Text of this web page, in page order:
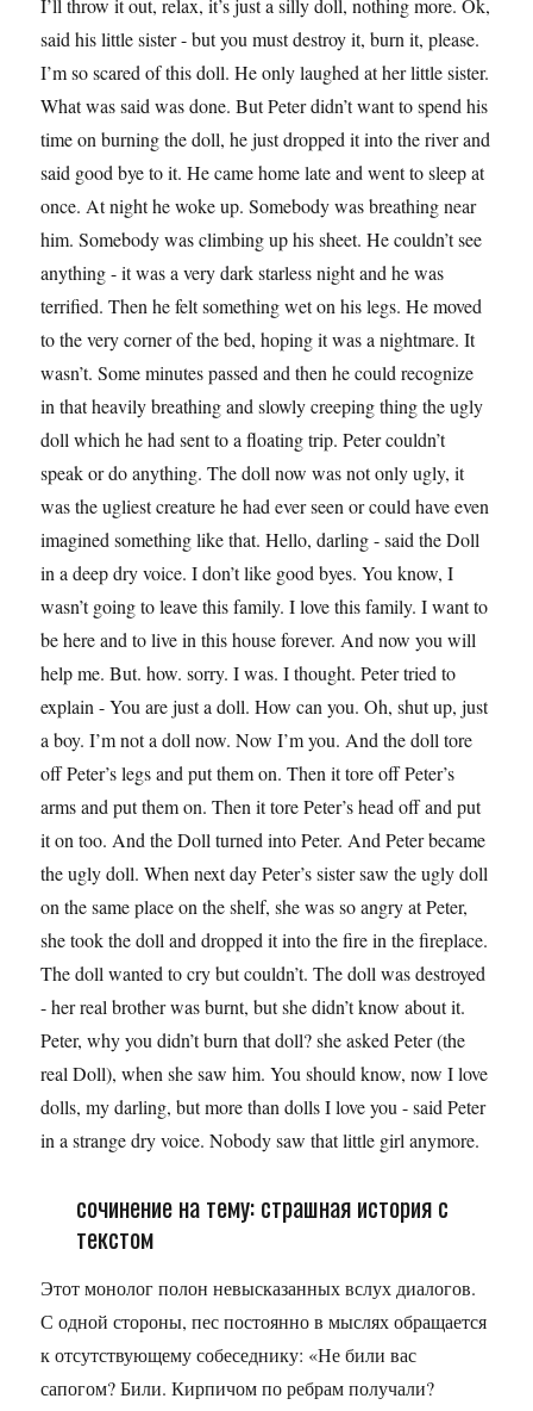
I’ll throw it out, relax, it’s just a silly doll, nothing more. Ok,
said his little sister - but you must destroy it, burn it, please.
I’m so scared of this doll. He only laughed at her little sister.
What was said was done. But Peter didn’t want to spend his
time on burning the doll, he just dropped it into the river and
said good bye to it. He came home late and went to sleep at
once. At night he woke up. Somebody was breathing near
him. Somebody was climbing up his sheet. He couldn’t see
anything - it was a very dark starless night and he was
terrified. Then he felt something wet on his legs. He moved
to the very corner of the bed, hoping it was a nightmare. It
wasn’t. Some minutes passed and then he could recognize
in that heavily breathing and slowly creeping thing the ugly
doll which he had sent to a floating trip. Peter couldn’t
speak or do anything. The doll now was not only ugly, it
was the ugliest creature he had ever seen or could have even
imagined something like that. Hello, darling - said the Doll
in a deep dry voice. I don’t like good byes. You know, I
wasn’t going to leave this family. I love this family. I want to
be here and to live in this house forever. And now you will
help me. But. how. sorry. I was. I thought. Peter tried to
explain - You are just a doll. How can you. Oh, shut up, just
a boy. I’m not a doll now. Now I’m you. And the doll tore
off Peter’s legs and put them on. Then it tore off Peter’s
arms and put them on. Then it tore Peter’s head off and put
it on too. And the Doll turned into Peter. And Peter became
the ugly doll. When next day Peter’s sister saw the ugly doll
on the same place on the shelf, she was so angry at Peter,
she took the doll and dropped it into the fire in the fireplace.
The doll wanted to cry but couldn’t. The doll was destroyed
- her real brother was burnt, but she didn’t know about it.
Peter, why you didn’t burn that doll? she asked Peter (the
real Doll), when she saw him. You should know, now I love
dolls, my darling, but more than dolls I love you - said Peter
in a strange dry voice. Nobody saw that little girl anymore.
сочинение на тему: страшная история с
текстом
Этот монолог полон невысказанных вслух диалогов.
С одной стороны, пес постоянно в мыслях обращается
к отсутствующему собеседнику: «Не били вас
сапогом? Били. Кирпичом по ребрам получали?